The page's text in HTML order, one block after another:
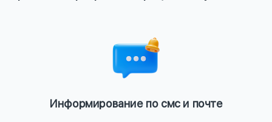
Информирование по смс и почте